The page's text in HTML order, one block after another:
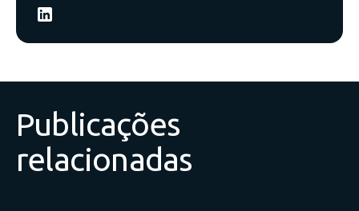
Publicações
relacionadas